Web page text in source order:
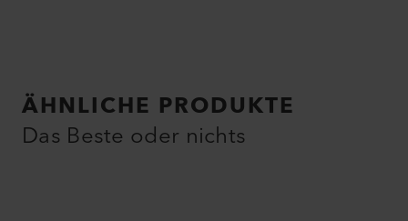
ÄHNLICHE PRODUKTE
Das Beste oder nichts